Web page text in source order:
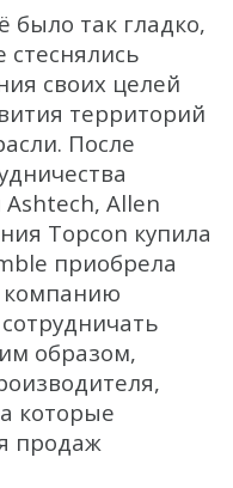
было так гладко,
своих целей
территорий
После
Ashtech, Allen
Topcon купила
приобрела
компанию
образом,
которые
продаж